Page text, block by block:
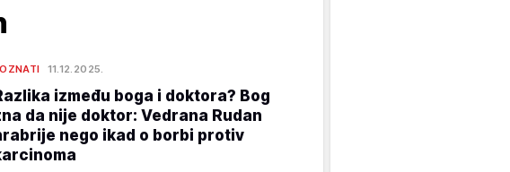
11.12.2025.
između boga i doktora? Bog
da nije doktor: Vedrana Rudan
nego ikad o borbi protiv